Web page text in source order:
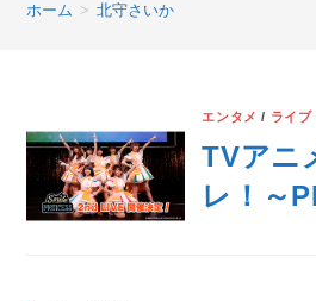
ホーム > 北守さいか
エンタメ / ライブ
TVアニ
レ！～